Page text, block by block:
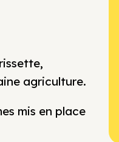
agriculture.
mis en place